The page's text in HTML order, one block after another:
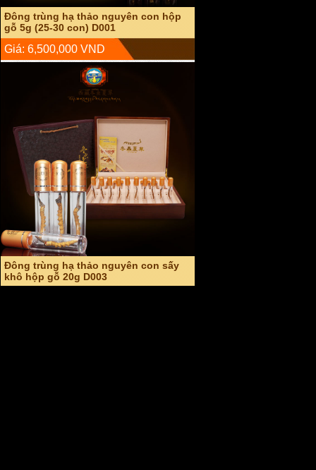
Đông trùng hạ thảo nguyên con sấy
khô hộp gỗ 20g D003
Giá: 22,000,000 VND